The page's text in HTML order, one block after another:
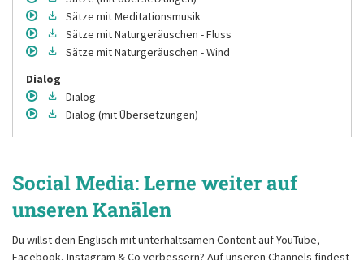
Sätze mit Meditationsmusik
Sätze mit Naturgeräuschen - Fluss
Sätze mit Naturgeräuschen - Wind
Dialog
Dialog
Dialog (mit Übersetzungen)
Social Media: Lerne weiter auf
unseren Kanälen
Du willst dein Englisch mit unterhaltsamen Content auf YouTube,
Facebook, Instagram & Co verbessern? Auf unseren Channels findest